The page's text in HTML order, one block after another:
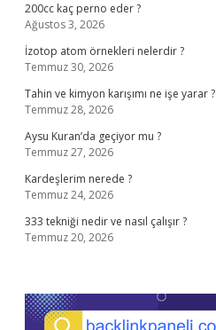
200cc kaç perno eder ?
Ağustos 3, 2026
İzotop atom örnekleri nelerdir ?
Temmuz 30, 2026
Tahin ve kimyon karışımı ne işe yarar ?
Temmuz 28, 2026
Aysu Kuran’da geçiyor mu ?
Temmuz 27, 2026
Kardeşlerim nerede ?
Temmuz 24, 2026
333 tekniği nedir ve nasıl çalışır ?
Temmuz 20, 2026